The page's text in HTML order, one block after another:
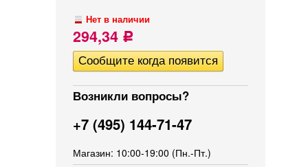
Нет в наличии
294,34 Р
Возникли вопросы?
+7 (495) 144-71-47
Магазин: 10:00-19:00 (Пн.-Пт.)